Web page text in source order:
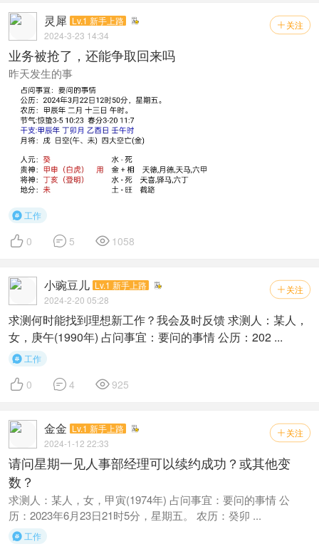
 关注
灵犀 Lv.1 新手上路
2024-3-23 14:34
业务被抢了，还能争取回来吗
昨天发生的事
 工作
 0  5  1058
 关注
小豌豆儿 Lv.1 新手上路
2024-2-20 05:28
求测何时能找到理想新工作？我会及时反馈 求测人：某人，
女，庚午(1990年) 占问事宜：要问的事情 公历：202 ...
 工作
 0  4 925
 关注
金金 Lv.1 新手上路
2024-1-12 22:33
请问星期一见人事部经理可以续约成功？或其他变
数？
求测人：某人，女，甲寅(1974年) 占问事宜：要问的事情 公
历：2023年6月23日21时5分，星期五。 农历：癸卯 ...
 工作